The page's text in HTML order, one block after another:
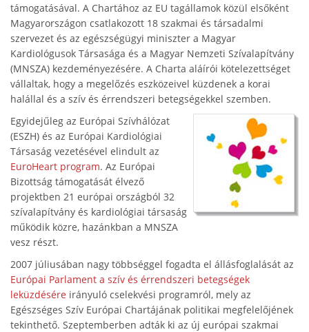
támogatásával. A Chartához az EU tagállamok közül elsőként
Magyarországon csatlakozott 18 szakmai és társadalmi
szervezet és az egészségügyi miniszter a Magyar
Kardiológusok Társasága és a Magyar Nemzeti Szívalapítvány
(MNSZA) kezdeményezésére. A Charta aláírói kötelezettséget
vállaltak, hogy a megelőzés eszközeivel küzdenek a korai
halállal és a szív és érrendszeri betegségekkel szemben.
Egyidejűleg az Európai Szívhálózat
(ESZH) és az Európai Kardiológiai
Társaság vezetésével elindult az
EuroHeart program. Az Európai
Bizottság támogatását élvező
projektben 21 európai országból 32
szívalapítvány és kardiológiai társaság
működik közre, hazánkban a MNSZA
vesz részt.
2007 júliusában nagy többséggel fogadta el állásfoglalását az
Európai Parlament a szív és érrendszeri betegségek
leküzdésére irányuló cselekvési programról, mely az
Egészséges Szív Európai Chartájának politikai megfelelőjének
tekinthető. Szeptemberben adták ki az új európai szakmai